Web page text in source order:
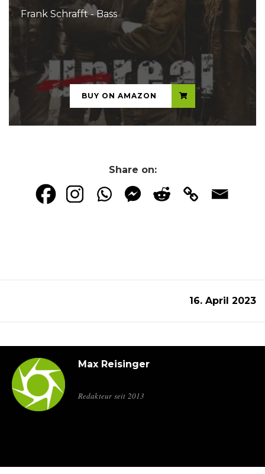
Frank Schrafft - Bass
...
BUY ON AMAZON
Share on:
16. April 2023
Max Reisinger
Redakteur seit 2013